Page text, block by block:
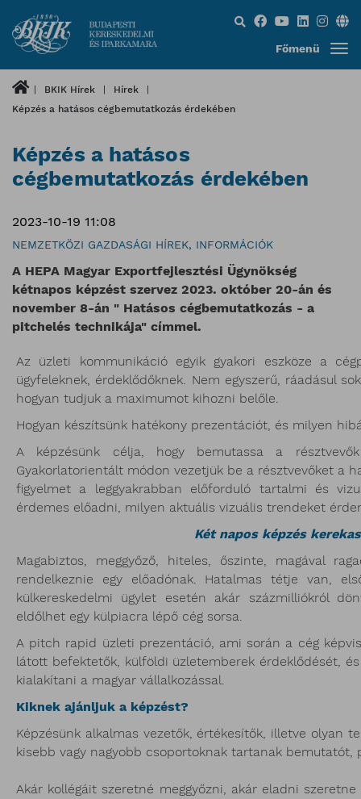
Keresés...
Főmenü
BKIK Hírek
Hírek
Képzés a hatásos cégbemutatkozás érdekében
Képzés a hatásos
cégbemutatkozás érdekében
2023-10-19 11:08
NEMZETKÖZI GAZDASÁGI HÍREK, INFORMÁCIÓK
A HEPA Magyar Exportfejlesztési Ügynökség
kétnapos képzést szervez 2023. október 20-án és
november 8-án " Hatásos cégbemutatkozás - a
pitchelés technikája" címmel.
Az üzleti kommunikáció egyik gyakori eszköze a
ügyfeleknek, érdeklődőknek. Nem egyszerű, ráadásul
hogyan tudjuk a maximumot kihozni belőle.
Hogyan készítsünk hatékony prezentációt, és milyen
A képzésünk célja, hogy bemutassa a
Gyakorlatorientált módon vezetjük be a résztvevőket a
figyelmet a leggyakrabban előforduló tartalmi és
érdemes előadni, milyen aktuális vizuális trendeket
Két napos képzés
Magabiztos, meggyőző, hiteles, őszinte, magával
rendelkeznie egy előadónak. Hatalmas tétje van,
külkereskedelmi ügylet esetén akár százmilliókról
eldőlhet egy külpiacra lépő cég sorsa.
A pitch rapid üzleti prezentáció, ami során a cég
látott befektetők, külföldi üzletemberek érdeklődését,
kialakítani a magyar vállalkozással.
Kiknek ajánljuk a képzést?
Képzésünk alkalmas vezetők, értékesítők, illetve olyan
kisebb vagy nagyobb csoportoknak tartanak bemutatót,
Akár kollégáit szeretné meggyőzni, akár eladni